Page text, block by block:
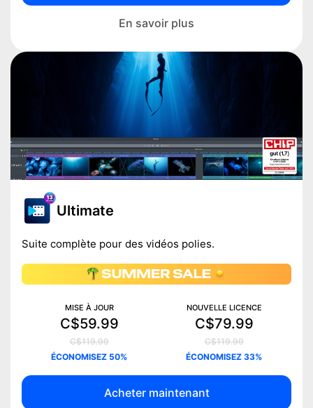
En savoir plus
Ultimate
Suite complète pour des vidéos polies.
MISE À JOUR
C$59.99
C$119.99
ÉCONOMISEZ 50%
NOUVELLE LICENCE
C$79.99
C$119.99
ÉCONOMISEZ 33%
Acheter maintenant